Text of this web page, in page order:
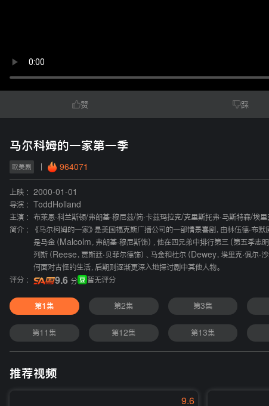
赞 踩
马尔科姆的一家第一季
欧美剧 964071
上映 :
2000-01-01
导演 :
ToddHolland
主演 :
布莱恩·科兰斯顿/弗朗基·穆尼兹/简·卡兹玛拉克/克里斯托弗·马斯特森/埃里
简介 :
《马尔柯姆的一家》是美国福克斯广播公司的一部情景喜剧，由林伍德·
是马金（Malcolm，弗朗基·穆尼斯饰），他在四兄弟中排行第三（第五季志
列斯（Reese，贾斯廷·贝菲尔德饰）、马金和杜尔（Dewey，埃里克·佩
何面对古怪的生活，后期则逐渐更深入地探讨剧中其他人物。
评分 :
9.6 分 暂无评分
第1集 第2集 第3集
第11集 第12集 第13集
推荐视频
9.6